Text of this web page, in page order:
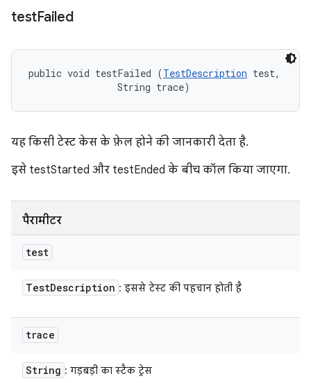
testFailed
public void testFailed (TestDescription test,
                String trace)
यह किसी टेस्ट केस के फ़ेल होने की जानकारी देता है.
इसे testStarted और testEnded के बीच कॉल किया जाएगा.
पैरामीटर
test
TestDescription : इससे टेस्ट की पहचान होती है
trace
String : गड़बड़ी का स्टैक ट्रेस